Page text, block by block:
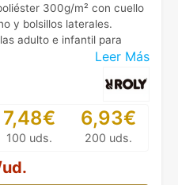
Leer Más
300g/m² con cuello
y bolsillos laterales.
adulto e infantil para
7,48€
100 uds.
6,93€
200 uds.